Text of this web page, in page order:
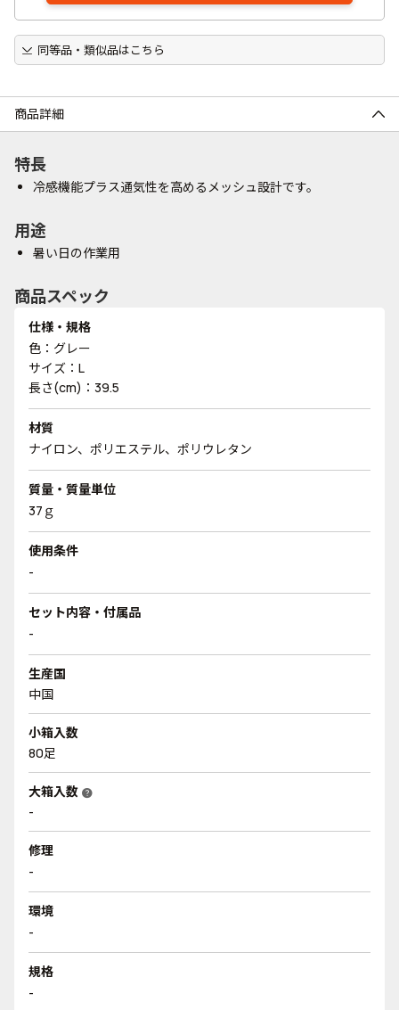
同等品・類似品はこちら
商品詳細
特長
冷感機能プラス通気性を高めるメッシュ設計です。
用途
暑い日の作業用
商品スペック
仕様・規格
色：グレー
サイズ：L
長さ(cm)：39.5
材質
ナイロン、ポリエステル、ポリウレタン
質量・質量単位
37ｇ
使用条件
-
セット内容・付属品
-
生産国
中国
小箱入数
80足
大箱入数 help
-
修理
-
環境
-
規格
-